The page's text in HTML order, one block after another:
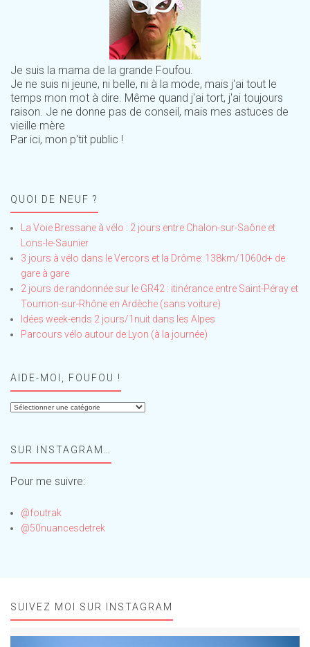
Je suis la mama de la grande Foufou.
Je ne suis ni jeune, ni belle, ni à la mode, mais j'ai tout le
temps mon mot à dire. Même quand j'ai tort, j'ai toujours
raison. Je ne donne pas de conseil, mais mes astuces de
vieille mère
Par ici, mon p'tit public !
QUOI DE NEUF ?
La Voie Bressane à vélo : 2 jours entre Chalon-sur-Saône et
Lons-le-Saunier
3 jours à vélo dans le Vercors et la Drôme: 138km/1060d+ de
gare à gare
2 jours de randonnée sur le GR42 : itinérance entre Saint-Péray et
Tournon-sur-Rhône en Ardèche (sans voiture)
Idées week-ends 2 jours/1nuit dans les Alpes
Parcours vélo autour de Lyon (à la journée)
AIDE-MOI, FOUFOU !
Aide-
!SUR INSTAGRAM…
Pour me suivre:
@foutrak
@50nuancesdetrek
SUIVEZ MOI SUR INSTAGRAM